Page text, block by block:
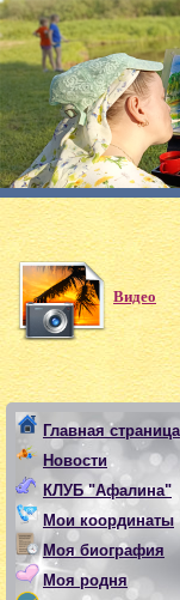
Видео
Главная страница
Новости
КЛУБ "Афалина"
Мои координаты
Моя биография
Моя родня